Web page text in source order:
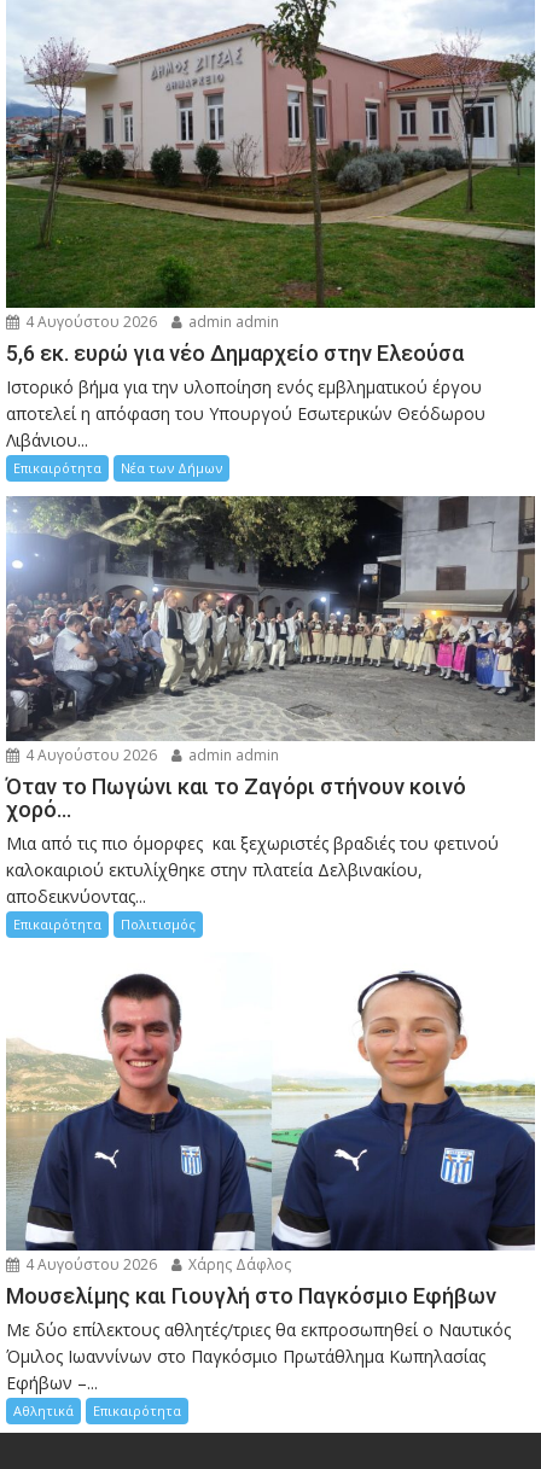
4 Αυγούστου 2026 admin admin
5,6 εκ. ευρώ για νέο Δημαρχείο στην Ελεούσα
Ιστορικό βήμα για την υλοποίηση ενός εμβληματικού έργου
αποτελεί η απόφαση του Υπουργού Εσωτερικών Θεόδωρου
Λιβάνιου...
Επικαιρότητα Νέα των Δήμων
4 Αυγούστου 2026 admin admin
Όταν το Πωγώνι και το Ζαγόρι στήνουν κοινό
χορό…
Μια από τις πιο όμορφες και ξεχωριστές βραδιές του φετινού
καλοκαιριού εκτυλίχθηκε στην πλατεία Δελβινακίου,
αποδεικνύοντας...
Επικαιρότητα Πολιτισμός
4 Αυγούστου 2026 Χάρης Δάφλος
Μουσελίμης και Γιουγλή στο Παγκόσμιο Εφήβων
Mε δύο επίλεκτους αθλητές/τριες θα εκπροσωπηθεί ο Ναυτικός
Όμιλος Ιωαννίνων στο Παγκόσμιο Πρωτάθλημα Κωπηλασίας
Εφήβων –...
Αθλητικά Επικαιρότητα